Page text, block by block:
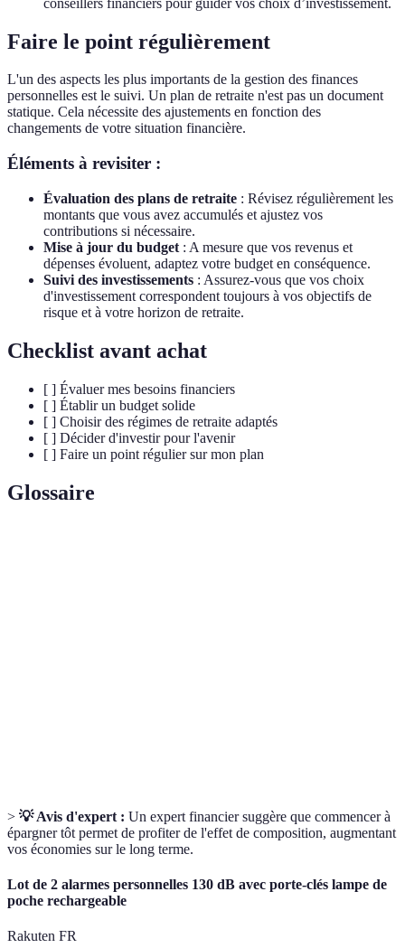
Faire le point régulièrement
L'un des aspects les plus importants de la gestion des finances
personnelles est le suivi. Un plan de retraite n'est pas un document
statique. Cela nécessite des ajustements en fonction des
changements de votre situation financière.
Éléments à revisiter :
Évaluation des plans de retraite : Révisez régulièrement les
montants que vous avez accumulés et ajustez vos
contributions si nécessaire.
Mise à jour du budget : A mesure que vos revenus et
dépenses évoluent, adaptez votre budget en conséquence.
Suivi des investissements : Assurez-vous que vos choix
d'investissement correspondent toujours à vos objectifs de
risque et à votre horizon de retraite.
Checklist avant achat
[ ] Évaluer mes besoins financiers
[ ] Établir un budget solide
[ ] Choisir des régimes de retraite adaptés
[ ] Décider d'investir pour l'avenir
[ ] Faire un point régulier sur mon plan
Glossaire
> 💡 Avis d'expert : Un expert financier suggère que commencer à
épargner tôt permet de profiter de l'effet de composition, augmentant
vos économies sur le long terme.
Lot de 2 alarmes personnelles 130 dB avec porte-clés lampe de
poche rechargeable
Rakuten FR